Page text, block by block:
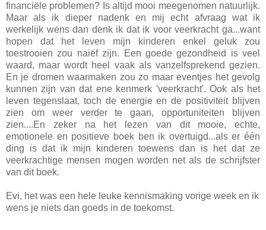
financiële problemen? Is altijd mooi meegenomen natuurlijk.
Maar als ik dieper nadenk en mij echt afvraag wat ik
werkelijk wens dan denk ik dat ik voor veerkracht ga...want
hopen dat het leven mijn kinderen enkel geluk zou
toestrooien zou naiëf zijn. Een goede gezondheid is veel
waard, maar wordt heel vaak als vanzelfsprekend gezien.
En je dromen waarmaken zou zo maar eventjes het gevolg
kunnen zijn van dat ene kenmerk 'veerkracht'. Ook als het
leven tegenslaat, toch de energie en de positiviteit blijven
zien om weer verder te gaan, opportuniteiten blijven
zien....En zeker na het lezen van dit mooie, echte,
emotionele en positieve boek ben ik overtuigd...als er één
ding is dat ik mijn kinderen toewens dan is het dat ze
veerkrachtige mensen mogen worden net als de schrijfster
van dit boek.
Evi, het was een hele leuke kennismaking vorige week en ik
wens je niets dan goeds in de toekomst.